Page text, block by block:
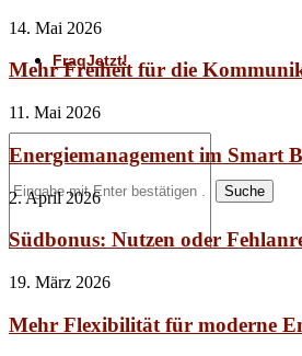
FragJetzt!
Suche
14. Mai 2026
Mehr Freiheit für die
11. Mai 2026
Energiemanagement im Smart
2. April 2026
Südbonus: Nutzen oder
19. März 2026
Mehr Flexibilität für moderne